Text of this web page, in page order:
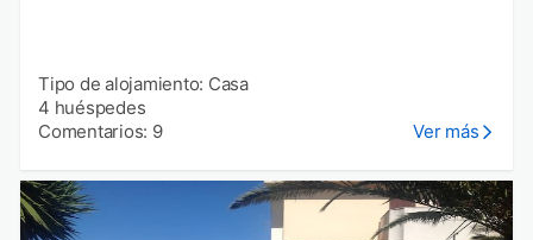
Tipo de alojamiento: Casa
4 huéspedes
Comentarios: 9
Ver más